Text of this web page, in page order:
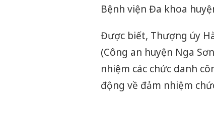
Bệnh viện Đa khoa
Được biết, Thượng úy
(Công an huyện Nga
nhiệm các chức danh
động về đảm nhiệm